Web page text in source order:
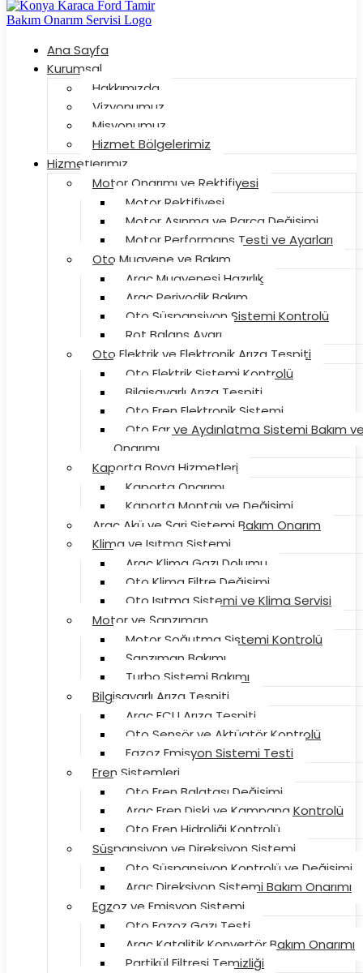
Ana Sayfa
Kurumsal
Hakkımızda
Vizyonumuz
Misyonumuz
Hizmet Bölgelerimiz
Hizmetlerimiz
Motor Onarımı ve Rektifiyesi
Motor Rektifiyesi
Motor Aşınma ve Parça Değişimi
Motor Performans Testi ve Ayarları
Oto Muayene ve Bakım
Araç Muayenesi Hazırlık
Araç Periyodik Bakım
Oto Süspansiyon Sistemi Kontrolü
Rot Balans Ayarı
Oto Elektrik ve Elektronik Arıza Tespiti
Oto Elektrik Sistemi Kontrolü
Bilgisayarlı Arıza Tespiti
Oto Fren Elektronik Sistemi
Oto Far ve Aydınlatma Sistemi Bakım
Onarımı
Kaporta Boya Hizmetleri
Kaporta Onarımı
Kaporta Montajı ve Değişimi
Araç Akü ve Şarj Sistemi Bakım Onarım
Klima ve Isıtma Sistemi
Araç Klima Gazı Dolumu
Oto Klima Filtre Değişimi
Oto Isıtma Sistemi ve Klima Servisi
Motor ve Şanzıman
Motor Soğutma Sistemi Kontrolü
Şanzıman Bakımı
Turbo Sistemi Bakımı
Bilgisayarlı Arıza Tespiti
Araç ECU Arıza Tespiti
Oto Sensör ve Aktüatör Kontrolü
Egzoz Emisyon Sistemi Testi
Fren Sistemleri
Oto Fren Balatası Değişimi
Araç Fren Diski ve Kampana Kontrolü
Oto Fren Hidroliği Kontrolü
Süspansiyon ve Direksiyon Sistemi
Oto Süspansiyon Kontrolü ve Değişimi
Araç Direksiyon Sistemi Bakım Onarımı
Egzoz ve Emisyon Sistemi
Oto Egzoz Gazı Testi
Araç Katalitik Konvertör Bakım Onarımı
Partikül Filtresi Temizliği